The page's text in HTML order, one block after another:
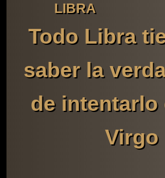
LIBRA
Todo Libra
saber la
de intentarlo
Virgo